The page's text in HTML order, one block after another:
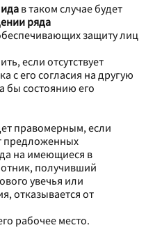
в таком случае будет
ряда
защиту лиц
если отсутствует
с его согласия на другую
бы состоянию его
правомерным, если
предложенных
на имеющиеся в
получивший
увечья или
отказывается от
рабочее место.